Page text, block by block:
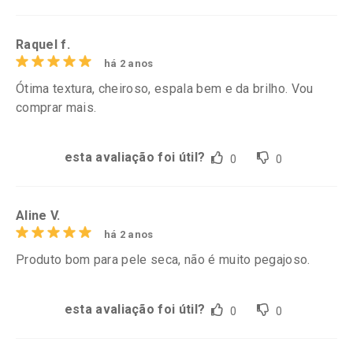
Raquel f.
há 2 anos
Ótima textura, cheiroso, espala bem e da brilho. Vou
comprar mais.
esta avaliação foi útil? 0 0
Aline V.
há 2 anos
Produto bom para pele seca, não é muito pegajoso.
esta avaliação foi útil? 0 0